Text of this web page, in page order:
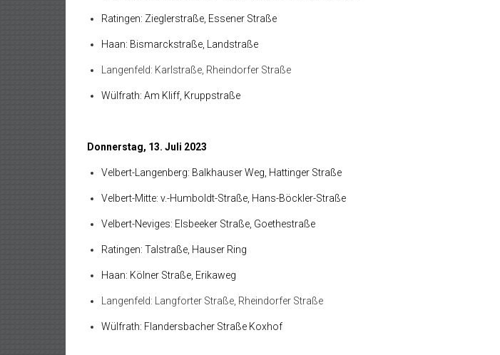
Ratingen: Zieglerstraße, Essener Straße
Haan: Bismarckstraße, Landstraße
Langenfeld: Karlstraße, Rheindorfer Straße
Wülfrath: Am Kliff, Kruppstraße
Donnerstag, 13. Juli 2023
Velbert-Langenberg: Balkhauser Weg, Hattinger Straße
Velbert-Mitte: v.-Humboldt-Straße, Hans-Böckler-Straße
Velbert-Neviges: Elsbeeker Straße, Goethestraße
Ratingen: Talstraße, Hauser Ring
Haan: Kölner Straße, Erikaweg
Langenfeld: Langforter Straße, Rheindorfer Straße
Wülfrath: Flandersbacher Straße Koxhof